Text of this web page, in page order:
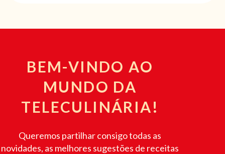
BEM-VINDO AO
MUNDO DA
TELECULINÁRIA!
Queremos partilhar consigo todas as
novidades, as melhores sugestões de receitas